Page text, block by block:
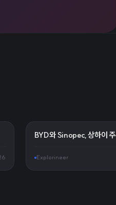
BYD와 Sinopec, 상하이 주
Explorineer